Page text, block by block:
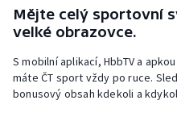
Rychlobruslení
Rychlostní kanoistika
Short track
Mějte celý sportovní
velké obrazovce.
S mobilní aplikací, HbbTV a
máte ČT sport vždy po ruce.
bonusový obsah kdekoli a